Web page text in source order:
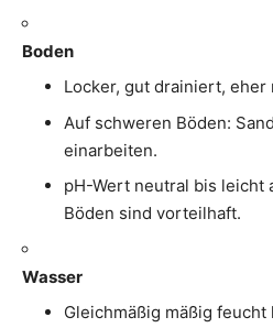
Boden
Locker, gut drainiert, eher
Auf schweren Böden:
einarbeiten.
pH-Wert neutral bis leicht
Böden sind vorteilhaft.
Wasser
Gleichmäßig mäßig feucht